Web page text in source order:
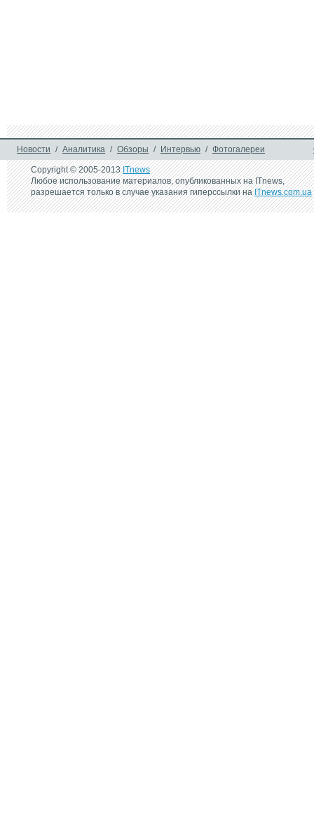
Новости / Аналитика / Обзоры / Интервью / Фотогалереи
Copyright © 2005-2013ITnews
Любое использование материалов, опубликованных на ITnews,
разрешается только в случае указания гиперссылки наITnews.com.ua